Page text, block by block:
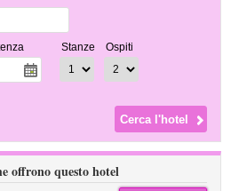
Stanze Ospiti
offrono questo hotel